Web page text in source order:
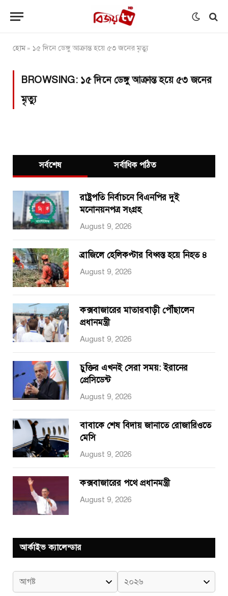
হোম» ১৫ দিনে ডেঙ্গু আক্রান্ত হয়ে ৫৩ জনের মৃত্যু
BROWSING: ১৫ দিনে ডেঙ্গু আক্রান্ত হয়ে ৫৩ জনের
মৃত্যু
সর্বশেষ সর্বাধিক পঠিত
রাষ্ট্রপতি নির্বাচনে বিএনপির দুই
মনোনয়নপত্র সংগ্রহ
August 9, 2026
ব্রাজিলে হেলিকপ্টার বিধ্বস্ত হয়ে নিহত ৪
August 9, 2026
কক্সবাজারের মাতারবাড়ী পৌঁছালেন
প্রধানমন্ত্রী
August 9, 2026
চুক্তির এখনই সেরা সময়: ইরানের
প্রেসিডেন্ট
August 9, 2026
বাবাকে শেষ বিদায় জানাতে রোজারিওতে
মেসি
August 9, 2026
কক্সবাজারের পথে প্রধানমন্ত্রী
August 9, 2026
আর্কাইভ ক্যালেন্ডার